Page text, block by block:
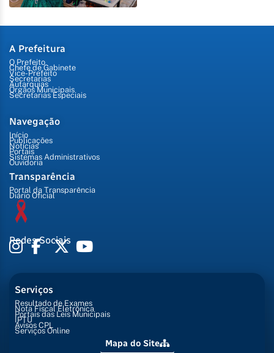
A Prefeitura
O Prefeito
Chefe de Gabinete
Vice-Prefeito
Secretarias
Autarquias
Órgãos Municipais
Secretarias Especiais
Navegação
Início
Publicações
Notícias
Portais
Sistemas Administrativos
Ouvidoria
Transparência
Portal da Transparência
Diário Oficial
Redes Sociais
Serviços
Resultado de Exames
Nota Fiscal Eletrônica
Portais das Leis Municipais
IPTU
Avisos CPL
Serviços Online
Mapa do Site